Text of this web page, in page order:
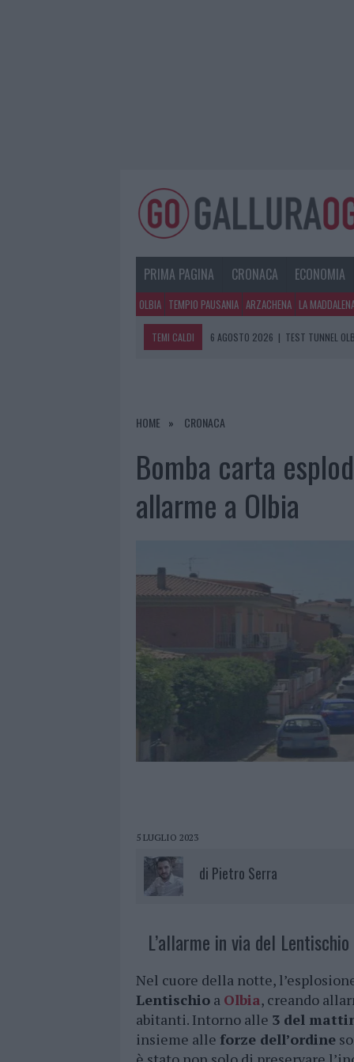
PRIMA PAGINA CRONACA ECONOMIA
OLBIA TEMPIO PAUSANIA ARZACHENA LA
TEMI CALDI 6 AGOSTO 2026 | TEST TUNNEL
6 AGOSTO 2026
|
HOME CRONACA
Bomba carta
allarme a Olbia
5 LUGLIO 2023
di Pietro Serra
L’allarme in via del
Nel cuore della notte,
Lentischio a Olbia, creando
abitanti. Intorno alle 3 del
insieme alle forze dell’ordine